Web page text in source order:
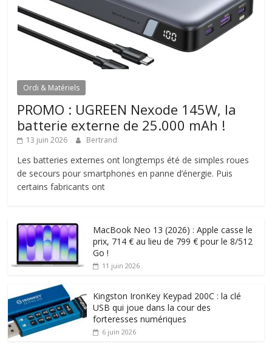
Ordi & Matériels
PROMO : UGREEN Nexode 145W, la
batterie externe de 25.000 mAh !
13 juin 2026 Bertrand
Les batteries externes ont longtemps été de simples roues
de secours pour smartphones en panne d’énergie. Puis
certains fabricants ont
MacBook Neo 13 (2026) : Apple casse le
prix, 714 € au lieu de 799 € pour le 8/512
Go !
11 juin 2026
Kingston IronKey Keypad 200C : la clé
USB qui joue dans la cour des
forteresses numériques
6 juin 2026